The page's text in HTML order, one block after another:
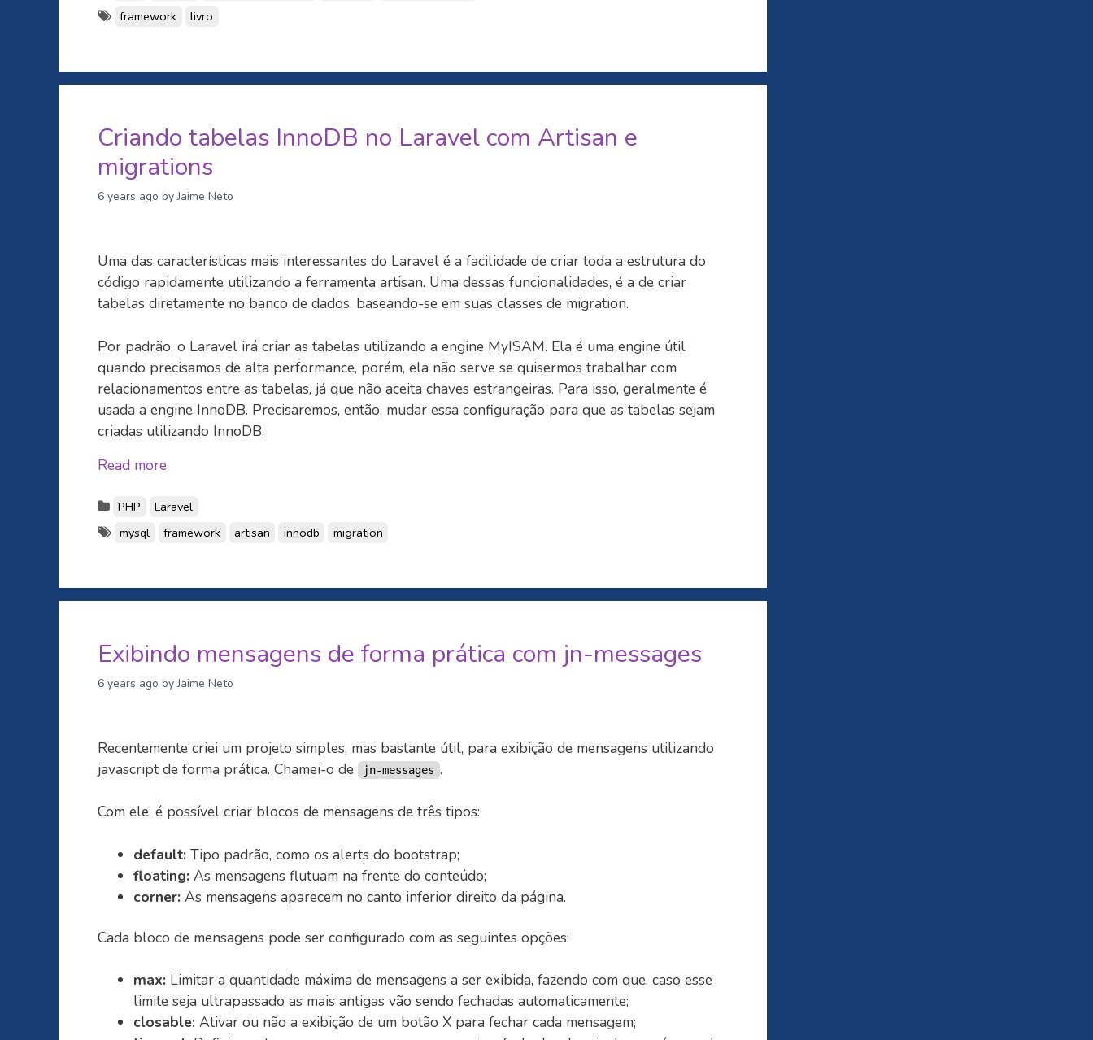
framework
livro
Criando tabelas InnoDB no Laravel com Artisan e
migrations
6 years ago by Jaime Neto
Uma das características mais interessantes do Laravel é a facilidade de criar toda a estrutura do
código rapidamente utilizando a ferramenta artisan. Uma dessas funcionalidades, é a de criar
tabelas diretamente no banco de dados, baseando-se em suas classes de migration.
Por padrão, o Laravel irá criar as tabelas utilizando a engine MyISAM. Ela é uma engine útil
quando precisamos de alta performance, porém, ela não serve se quisermos trabalhar com
relacionamentos entre as tabelas, já que não aceita chaves estrangeiras. Para isso, geralmente é
usada a engine InnoDB. Precisaremos, então, mudar essa configuração para que as tabelas sejam
criadas utilizando InnoDB.
Read more
PHP
Laravel
mysql
framework artisan innodb migration
Exibindo mensagens de forma prática com jn-messages
6 years ago by Jaime Neto
Recentemente criei um projeto simples, mas bastante útil, para exibição de mensagens utilizando
javascript de forma prática. Chamei-o de
jn-messages .
Com ele, é possível criar blocos de mensagens de três tipos:
default: Tipo padrão, como os alerts do bootstrap;
floating: As mensagens flutuam na frente do conteúdo;
corner: As mensagens aparecem no canto inferior direito da página.
Cada bloco de mensagens pode ser configurado com as seguintes opções:
max: Limitar a quantidade máxima de mensagens a ser exibida, fazendo com que, caso esse
limite seja ultrapassado as mais antigas vão sendo fechadas automaticamente;
closable: Ativar ou não a exibição de um botão X para fechar cada mensagem;